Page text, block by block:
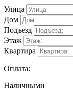
Улица
Дом
Подъезд
Этаж
Квартира
Оплата:
Наличными